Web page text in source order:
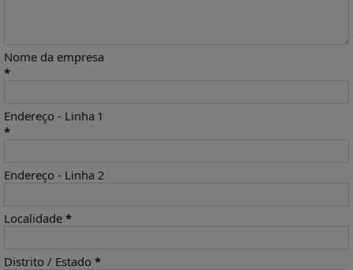
Nome da empresa
*
Endereço - Linha 1
*
Endereço - Linha 2
Localidade *
Distrito / Estado *